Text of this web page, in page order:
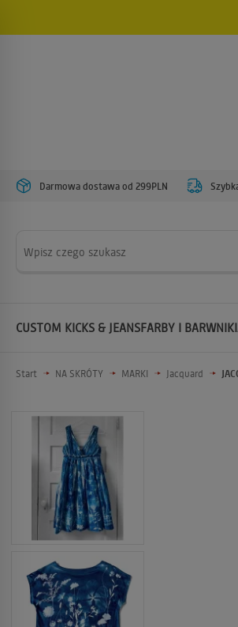
Darmowa dostawa od 299PLN
CUSTOM KICKS & JEANSFARBY I BARWNIKI
Start NA SKRÓTY MARKI Jacquard